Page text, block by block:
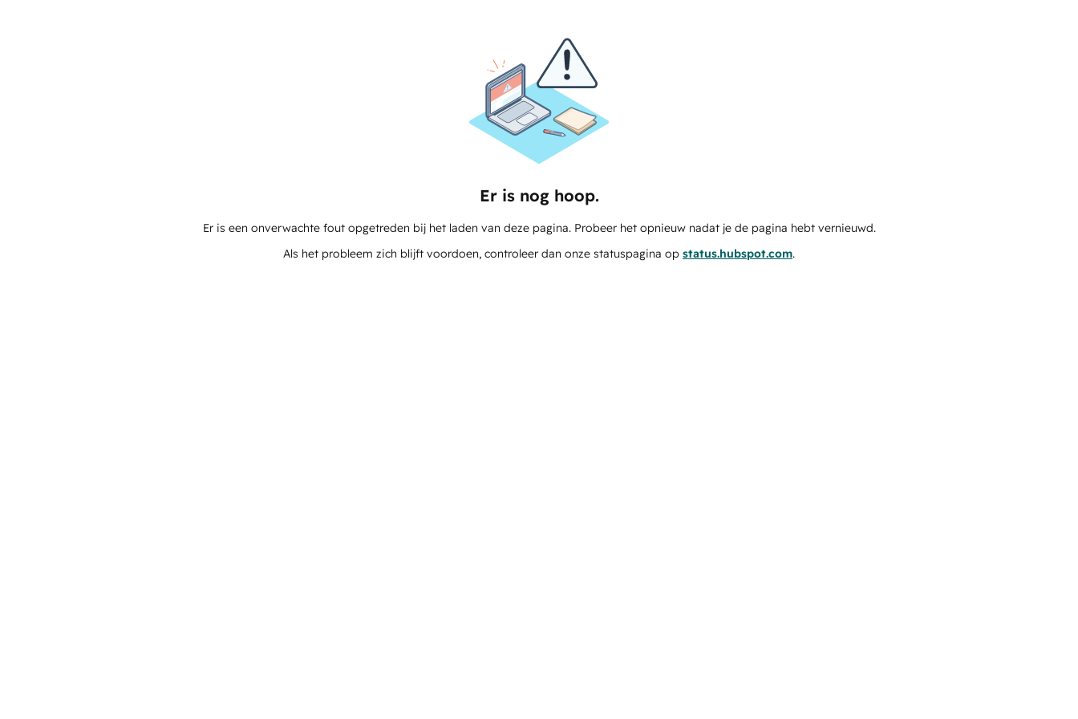
Er is nog hoop.
Er is een onverwachte fout opgetreden bij het laden van deze pagina. Probeer het opnieuw nadat je de pagina hebt vernieuwd.
Als het probleem zich blijft voordoen, controleer dan onze statuspagina op status.hubspot.com.